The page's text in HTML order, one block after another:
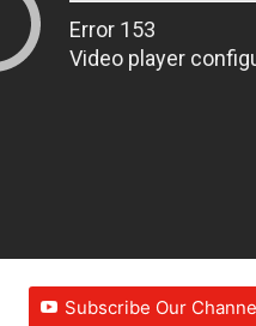
Subscribe Our